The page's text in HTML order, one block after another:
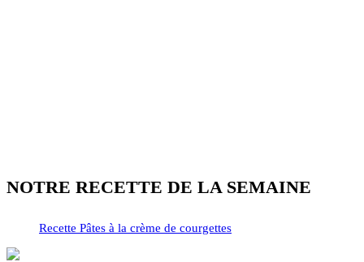
NOTRE RECETTE DE LA SEMAINE
Recette Pâtes à la crème de courgettes